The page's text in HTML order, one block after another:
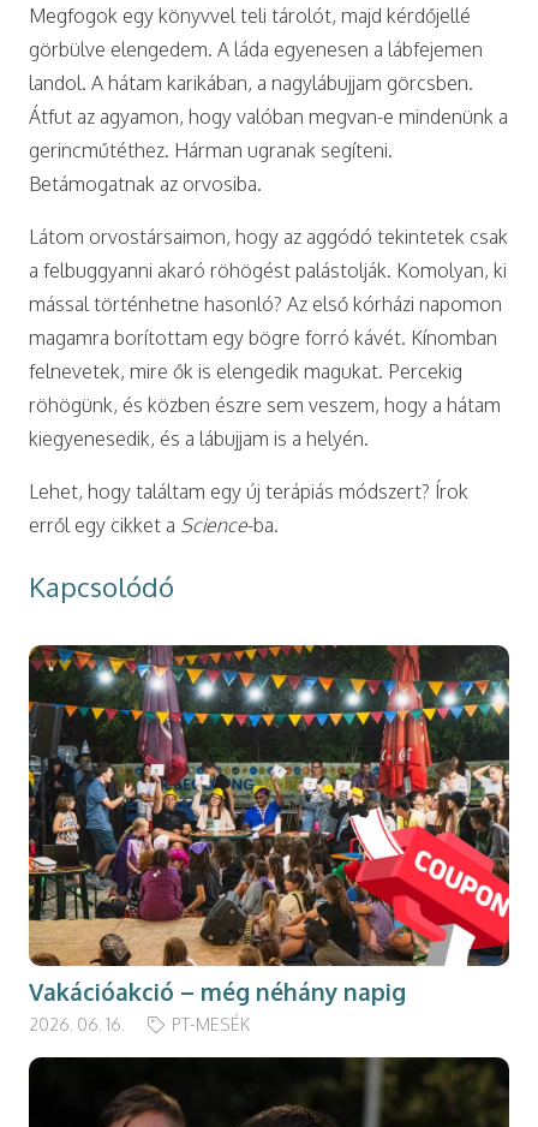
Megfogok egy könyvvel teli tárolót, majd kérdőjellé
görbülve elengedem. A láda egyenesen a lábfejemen
landol. A hátam karikában, a nagylábujjam görcsben.
Átfut az agyamon, hogy valóban megvan-e mindenünk a
gerincműtéthez. Hárman ugranak segíteni.
Betámogatnak az orvosiba.
Látom orvostársaimon, hogy az aggódó tekintetek csak
a felbuggyanni akaró röhögést palástolják. Komolyan, ki
mással történhetne hasonló? Az első kórházi napomon
magamra borítottam egy bögre forró kávét. Kínomban
felnevetek, mire ők is elengedik magukat. Percekig
röhögünk, és közben észre sem veszem, hogy a hátam
kiegyenesedik, és a lábujjam is a helyén.
Lehet, hogy találtam egy új terápiás módszert? Írok
erről egy cikket a Science-ba.
Kapcsolódó
Vakációakció – még néhány napig
2026. 06. 16. PT-MESÉK